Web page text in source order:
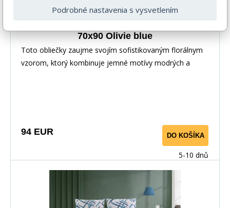
70x90 Olivie blue
Toto obliečky zaujme svojím sofistikovaným florálnym
vzorom, ktorý kombinuje jemné motívy modrých a
94 EUR DO KOŠÍKA
5-10 dnů
Podrobné nastavenia s vysvetlením